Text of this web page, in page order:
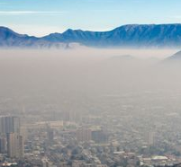
recolhidas
ou
de alta
ACEITAR
E
CONTINUAR